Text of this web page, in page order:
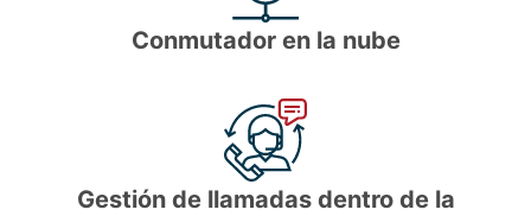
Conmutador en la nube
Gestión de llamadas dentro de la